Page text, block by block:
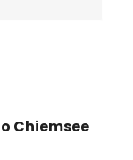
Chiemsee